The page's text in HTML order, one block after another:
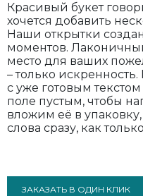
Красивый букет
хочется добавить
Наши открытки
моментов.
место для ваших
– только
с уже готовым
поле пустым, чтобы
вложим её в
слова сразу, как
ЗАКАЗАТЬ В ОДИН КЛИК